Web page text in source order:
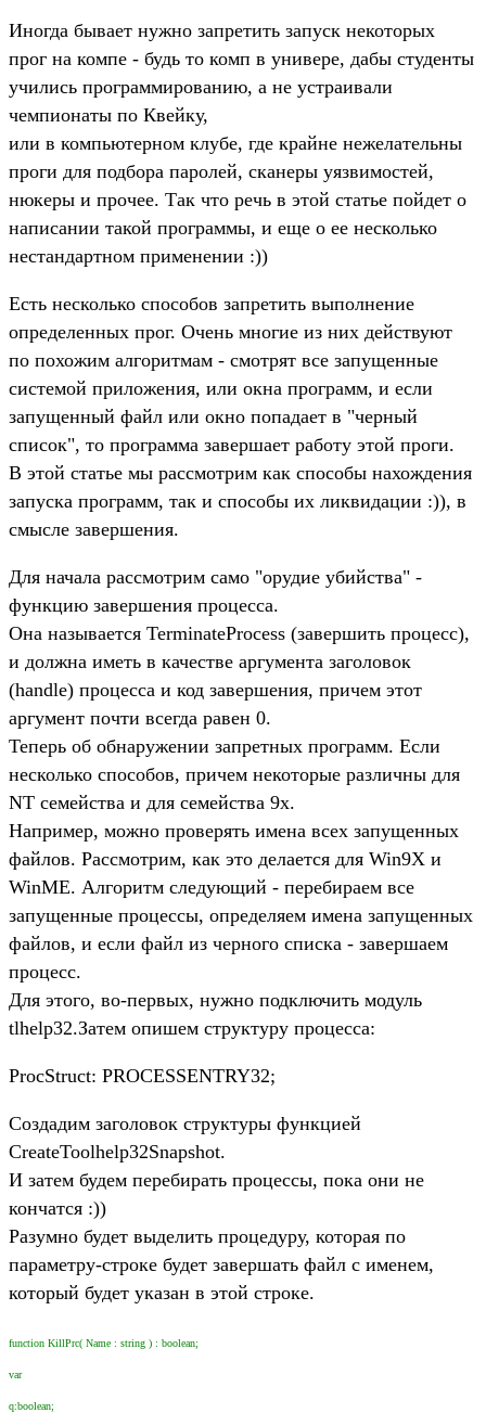
Иногда бывает нужно запретить запуск некоторых
прог на компе - будь то комп в универе, дабы студенты
учились программированию, а не устраивали
чемпионаты по Квейку,
или в компьютерном клубе, где крайне нежелательны
проги для подбора паролей, сканеры уязвимостей,
нюкеры и прочее. Так что речь в этой статье пойдет о
написании такой программы, и еще о ее несколько
нестандартном применении :))
Есть несколько способов запретить выполнение
определенных прог. Очень многие из них действуют
по похожим алгоритмам - смотрят все запущенные
системой приложения, или окна программ, и если
запущенный файл или окно попадает в "черный
список", то программа завершает работу этой проги.
В этой статье мы рассмотрим как способы нахождения
запуска программ, так и способы их ликвидации :)), в
смысле завершения.
Для начала рассмотрим само "орудие убийства" -
функцию завершения процесса.
Она называется TerminateProcess (завершить процесс),
и должна иметь в качестве аргумента заголовок
(handle) процесса и код завершения, причем этот
аргумент почти всегда равен 0.
Теперь об обнаружении запретных программ. Если
несколько способов, причем некоторые различны для
NT семейства и для семейства 9x.
Например, можно проверять имена всех запущенных
файлов. Рассмотрим, как это делается для Win9X и
WinME. Алгоритм следующий - перебираем все
запущенные процессы, определяем имена запущенных
файлов, и если файл из черного списка - завершаем
процесс.
Для этого, во-первых, нужно подключить модуль
tlhelp32.Затем опишем структуру процесса:
ProcStruct: PROCESSENTRY32;
Создадим заголовок структуры функцией
CreateToolhelp32Snapshot.
И затем будем перебирать процессы, пока они не
кончатся :))
Разумно будет выделить процедуру, которая по
параметру-строке будет завершать файл с именем,
который будет указан в этой строке.
function KillPrc( Name : string ) : boolean;
var
q:boolean;